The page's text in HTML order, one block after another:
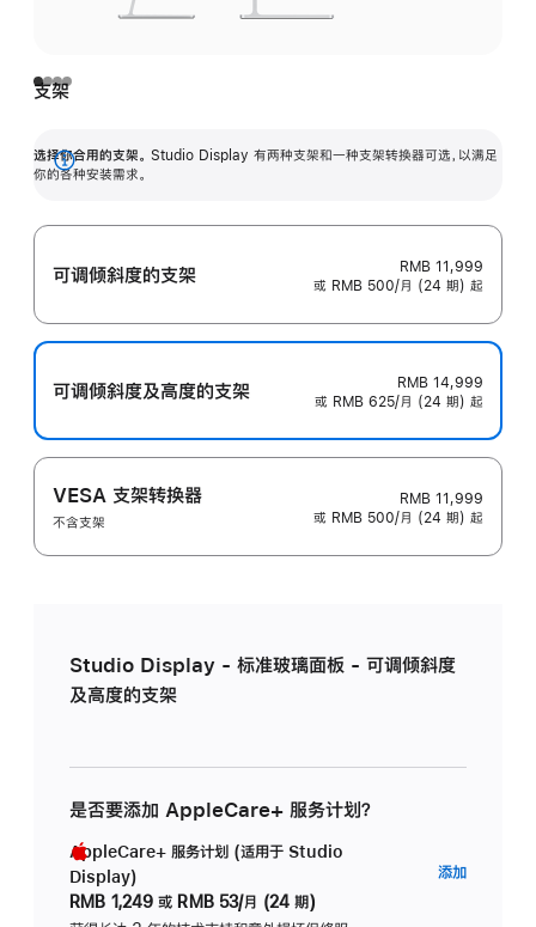
支架
选择你合用的支架。 Studio Display 有两种支架和一种支架转换器可选，以满足
你的各种安装需求。
展
可调倾斜度的支架
RMB 11,999
或 RMB 500/月 (24 期) 起
可调倾斜度及高‍度的支‍架
RMB 14,999
或 RMB 625/月 (24 期) 起
VESA 支架转换器
不含支架
RMB 11,999
或 RMB 500/月 (24 期) 起
Studio Display - 标准玻璃面板 - 可调倾斜度
及高度的支架
是否要添加 AppleCare+ 服务计划？
AppleCare+ 服务计划 (适用于 Studio
Display)
RMB 1,249 或 RMB 53/月 (24 期)
添加